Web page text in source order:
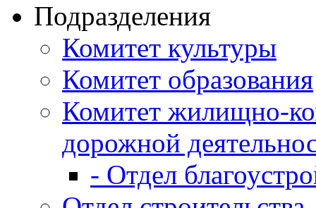
Подразделения
Комитет культуры
Комитет образования
Комитет жилищно-
дорожной
- Отдел